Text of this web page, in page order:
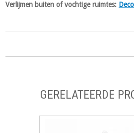
Verlijmen buiten of vochtige ruimtes:
GERELATEERDE